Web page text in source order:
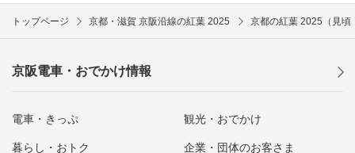
トップページ 京都・滋賀 京阪沿線の紅葉 2025 京都の紅葉 2025（見頃
京阪電車・おでかけ情報
電車・きっぷ 観光・おでかけ
暮らし・おトク 企業・団体のお客さま